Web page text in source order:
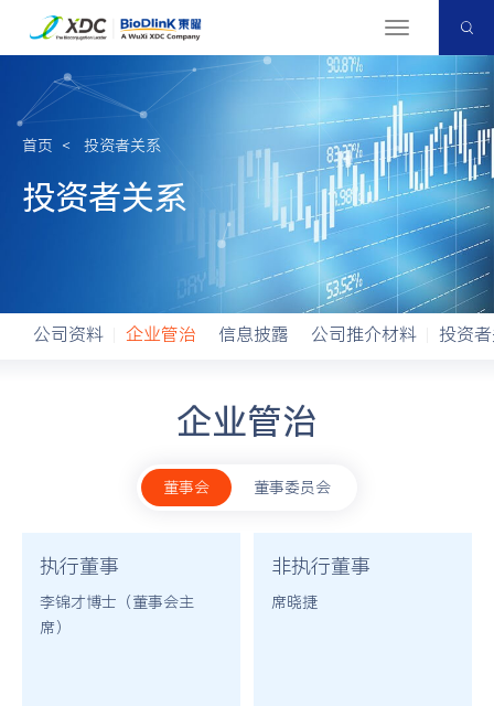
切
换
导
航
首页 ＜ 投资者关系
投资者关系
公司资料 企业管治 信息披露 公司推介材料 投资
企业管治
董事会 董事委员会
执行董事
李锦才博士（董事会主
席）
非执行董事
席晓捷